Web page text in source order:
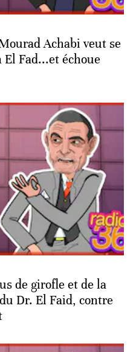
Achabi veut se
El Fad...et échoue
de girofle et de la
Dr. El Faid, contre